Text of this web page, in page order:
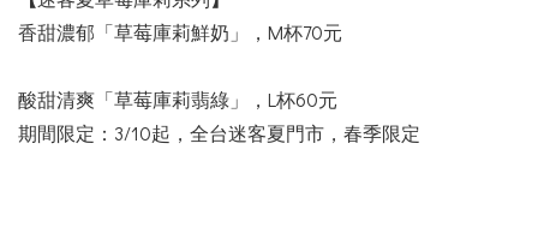
香甜濃郁「草莓庫莉鮮奶」，M杯70元
酸甜清爽「草莓庫莉翡綠」，L杯60元
期間限定：3/10起，全台迷客夏門市，春季限定